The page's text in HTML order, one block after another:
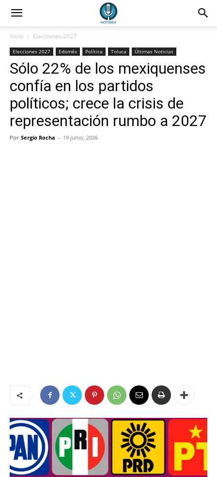
Inicio Elecciones 2027
Elecciones 2027 Edoméx Política Toluca Últimas Noticias
Sólo 22% de los mexiquenses
confía en los partidos
políticos; crece la crisis de
representación rumbo a 2027
Por Sergio Rocha - 19 junio, 2026